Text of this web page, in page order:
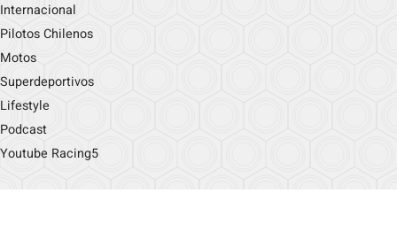
Internacional
Pilotos Chilenos
Motos
Superdeportivos
Lifestyle
Podcast
Youtube Racing5